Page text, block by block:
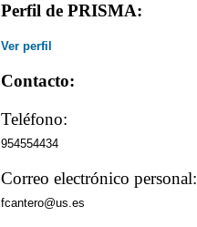
Perfil de PRISMA:
Ver perfil
Contacto:
Teléfono:
954554434
Correo electrónico personal:
fcantero@us.es